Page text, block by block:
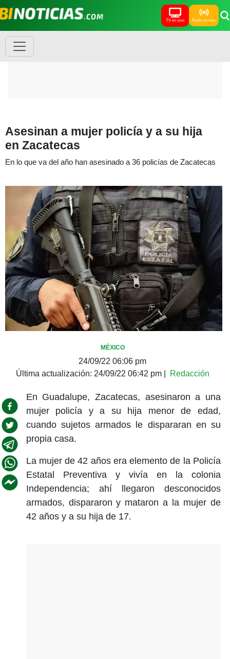
TV en vivo Radio en vivo
Asesinan a mujer policía y a su hija
en Zacatecas
En lo que va del año han asesinado a 36 policías de Zacatecas
MÉXICO
24/09/22 06:06 pm
Última actualización: 24/09/22 06:42 pm| Redacción
En Guadalupe, Zacatecas, asesinaron a una
mujer policía y a su hija menor de edad,
cuando sujetos armados le dispararan en su
propia casa.
La mujer de 42 años era elemento de la Policía
Estatal Preventiva y vivía en la colonia
Independencia; ahí llegaron desconocidos
armados, dispararon y mataron a la mujer de
42 años y a su hija de 17.